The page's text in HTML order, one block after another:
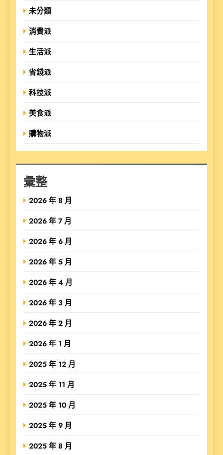
未分類
消費派
生活派
省錢派
科技派
美食派
購物派
彙整
2026 年 8 月
2026 年 7 月
2026 年 6 月
2026 年 5 月
2026 年 4 月
2026 年 3 月
2026 年 2 月
2026 年 1 月
2025 年 12 月
2025 年 11 月
2025 年 10 月
2025 年 9 月
2025 年 8 月